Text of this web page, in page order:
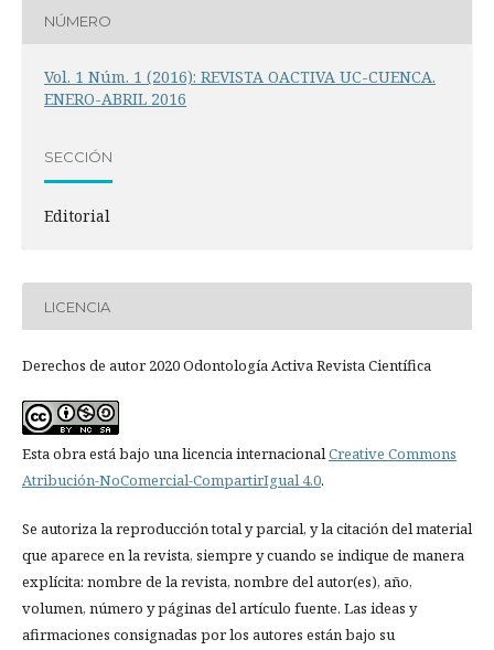
NÚMERO
Vol. 1 Núm. 1 (2016): REVISTA OACTIVA UC-CUENCA.
ENERO-ABRIL 2016
SECCIÓN
Editorial
LICENCIA
Derechos de autor 2020 Odontología Activa Revista Científica
Esta obra está bajo una licencia internacionalCreative Commons
Atribución-NoComercial-CompartirIgual 4.0.
Se autoriza la reproducción total y parcial, y la citación del material
que aparece en la revista, siempre y cuando se indique de manera
explícita: nombre de la revista, nombre del autor(es), año,
volumen, número y páginas del artículo fuente. Las ideas y
afirmaciones consignadas por los autores están bajo su